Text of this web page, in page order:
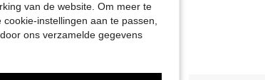
van de website. Om meer te
instellingen aan te passen,
ons verzamelde gegevens